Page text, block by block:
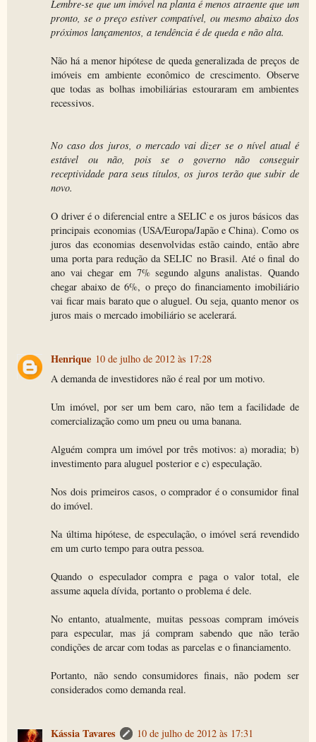
Lembre-se que um imóvel na planta é menos atraente que um
pronto, se o preço estiver compatível, ou mesmo abaixo dos
próximos lançamentos, a tendência é de queda e não alta.
Não há a menor hipótese de queda generalizada de preços de
imóveis em ambiente econômico de crescimento. Observe
que todas as bolhas imobiliárias estouraram em ambientes
recessivos.
No caso dos juros, o mercado vai dizer se o nível atual é
estável ou não, pois se o governo não conseguir
receptividade para seus títulos, os juros terão que subir de
novo.
O driver é o diferencial entre a SELIC e os juros básicos das
principais economias (USA/Europa/Japão e China). Como os
juros das economias desenvolvidas estão caindo, então abre
uma porta para redução da SELIC no Brasil. Até o final do
ano vai chegar em 7% segundo alguns analistas. Quando
chegar abaixo de 6%, o preço do financiamento imobiliário
vai ficar mais barato que o aluguel. Ou seja, quanto menor os
juros mais o mercado imobiliário se acelerará.
Henrique 10 de julho de 2012 às 17:28
A demanda de investidores não é real por um motivo.
Um imóvel, por ser um bem caro, não tem a facilidade de
comercialização como um pneu ou uma banana.
Alguém compra um imóvel por três motivos: a) moradia; b)
investimento para aluguel posterior e c) especulação.
Nos dois primeiros casos, o comprador é o consumidor final
do imóvel.
Na última hipótese, de especulação, o imóvel será revendido
em um curto tempo para outra pessoa.
Quando o especulador compra e paga o valor total, ele
assume aquela dívida, portanto o problema é dele.
No entanto, atualmente, muitas pessoas compram imóveis
para especular, mas já compram sabendo que não terão
condições de arcar com todas as parcelas e o financiamento.
Portanto, não sendo consumidores finais, não podem ser
considerados como demanda real.
Kássia Tavares
10 de julho de 2012 às 17:31